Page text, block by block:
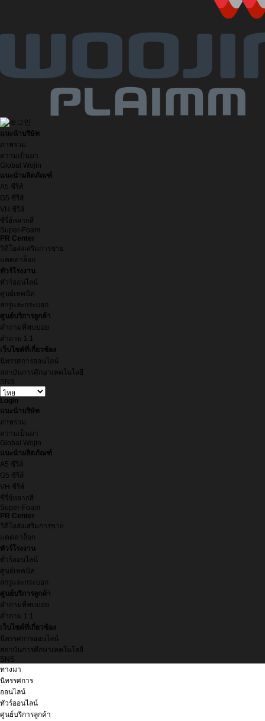
แนะนำบริษัท
ภาพรวม
ความเป็นมา
Global Wojin
แนะนำผลิตภัณฑ์
A5 ซีรีส์
G5 ซีรีส์
VH ซีรีส์
ซี่รี่ย์หลากสี
Super-Foam
PR Center
วิดีโอส่งเสริมการขาย
แคตตาล็อก
ทัวร์โรงงาน
ทัวร์ออนไลน์
ศูนย์เทคนิค
สกรูและกระบอก
ศูนย์บริการลูกค้า
คำถามที่พบบ่อย
คำถาม 1:1
เว็บไซต์ที่เกี่ยวข้อง
นิทรรศการออนไลน์
สถาบันการศึกษาเทคโนโลยี
SNS
Login
แนะนำบริษัท
ภาพรวม
ความเป็นมา
Global Wojin
แนะนำผลิตภัณฑ์
A5 ซีรีส์
G5 ซีรีส์
VH ซีรีส์
ซี่รี่ย์หลากสี
Super-Foam
PR Center
วิดีโอส่งเสริมการขาย
แคตตาล็อก
ทัวร์โรงงาน
ทัวร์ออนไลน์
ศูนย์เทคนิค
สกรูและกระบอก
ศูนย์บริการลูกค้า
คำถามที่พบบ่อย
คำถาม 1:1
เว็บไซต์ที่เกี่ยวข้อง
นิทรรศการออนไลน์
สถาบันการศึกษาเทคโนโลยี
SNS
ทางมา
นิทรรศการ
ออนไลน์
ทัวร์ออนไลน์
ศูนย์บริการลูกค้า